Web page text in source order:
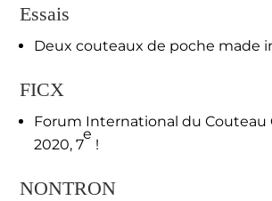
Essais
Deux couteaux de poche made
FICX
Forum International du Couteau
2020, 7
e
!
NONTRON